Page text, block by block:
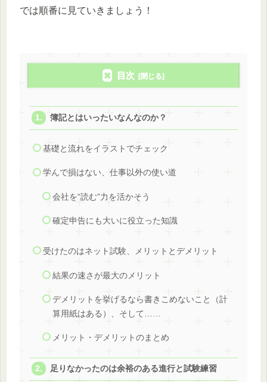
では順番に見ていきましょう！
目次
簿記とはいったいなんなのか？
基礎と流れをイラストでチェック
学んで損はない、仕事以外の使い道
会社を“読む”力を活かそう
確定申告にも大いに役立った知識
受けたのはネット試験、メリットとデメリット
結果の速さが最大のメリット
デメリットを挙げるなら書きこめないこと（計
算用紙はある）、そして……
メリット・デメリットのまとめ
足りなかったのは余裕のある進行と試験練習